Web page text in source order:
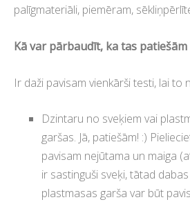
palīgmateriāli, piemēram,
Kā var pārbaudīt, ka tas
Ir daži pavisam vienkārši testi, lai to
Dzintaru no sveķiem vai
garšas. Jā, patiešām! :)
pavisam nejūtama un maiga
ir sastinguši sveķi, tātad
plastmasas garša var būt